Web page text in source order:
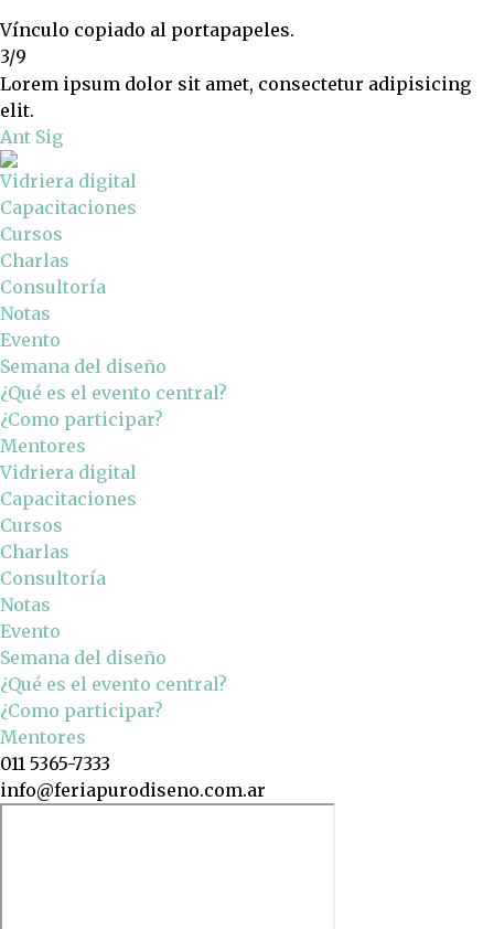
Vínculo copiado al portapapeles.
3/9
Lorem ipsum dolor sit amet, consectetur adipisicing
elit.
Ant Sig
Vidriera digital
Capacitaciones
Cursos
Charlas
Consultoría
Notas
Evento
Semana del diseño
¿Qué es el evento central?
¿Como participar?
Mentores
Vidriera digital
Capacitaciones
Cursos
Charlas
Consultoría
Notas
Evento
Semana del diseño
¿Qué es el evento central?
¿Como participar?
Mentores
011 5365-7333
info@feriapurodiseno.com.ar